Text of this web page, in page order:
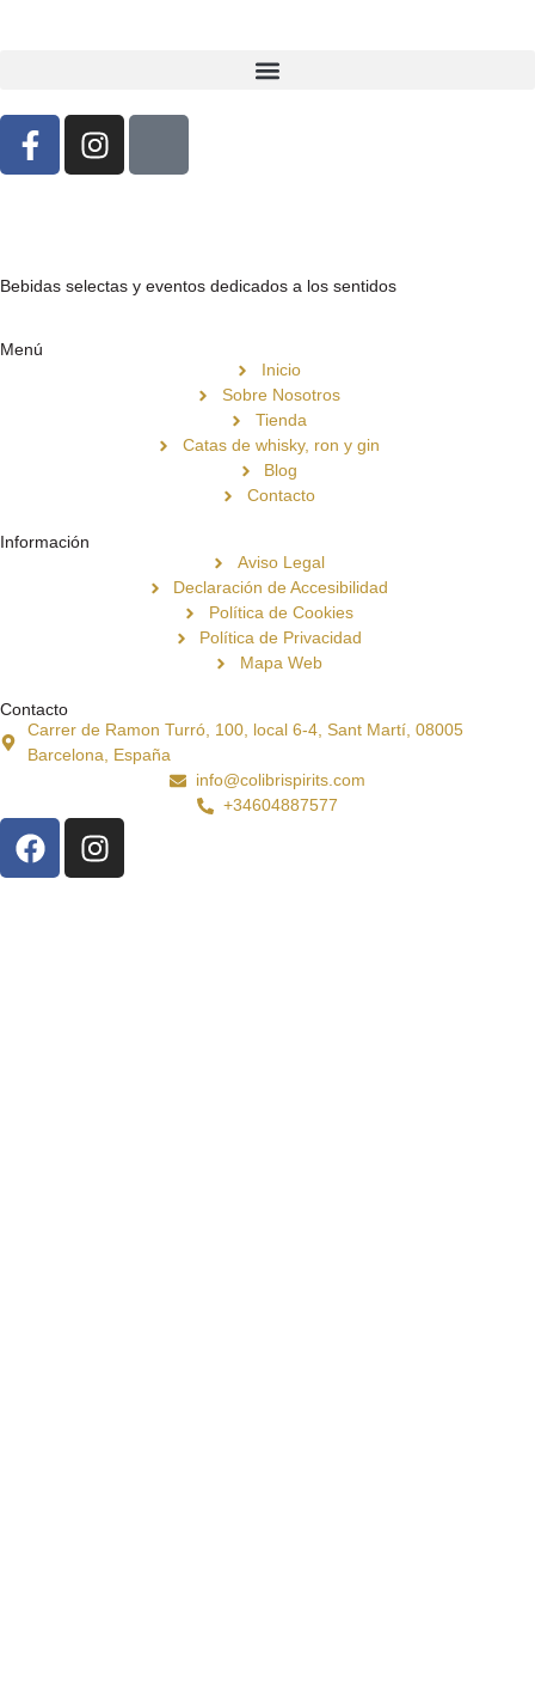
Bebidas selectas y eventos dedicados a los sentidos
Menú
Inicio
Sobre Nosotros
Tienda
Catas de whisky, ron y gin
Blog
Contacto
Información
Aviso Legal
Declaración de Accesibilidad
Política de Cookies
Política de Privacidad
Mapa Web
Contacto
Carrer de Ramon Turró, 100, local 6-4, Sant Martí, 08005
Barcelona, España
info@colibrispirits.com
+34604887577